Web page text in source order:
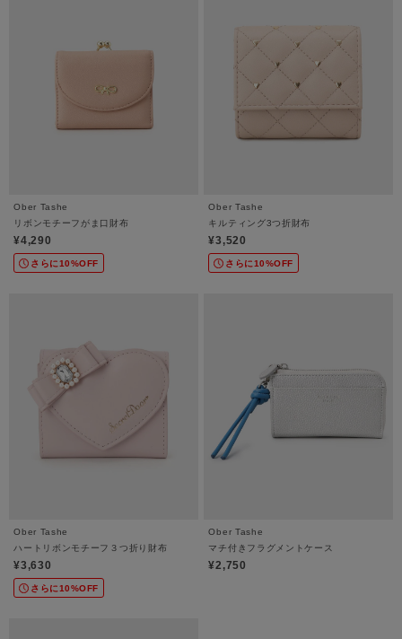
Ober Tashe
リボンモチーフがま口財布
¥4,290
さらに10%OFF
Ober Tashe
キルティング3つ折財布
¥3,520
さらに10%OFF
Ober Tashe
ハートリボンモチーフ３つ折り財布
¥3,630
さらに10%OFF
Ober Tashe
マチ付きフラグメントケース
¥2,750